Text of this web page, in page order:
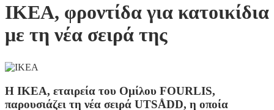
ΙΚΕΑ, φροντίδα για κατοικίδια
με τη νέα σειρά της
Η ΙΚΕΑ, εταιρεία του Ομίλου FOURLIS,
παρουσιάζει τη νέα σειρά UTSÅDD, η οποία